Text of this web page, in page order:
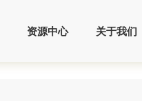
资源中心 关于我们